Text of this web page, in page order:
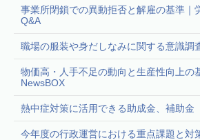
事業所閉鎖での異動拒否と解雇の基準｜
Q&A
職場の服装や身だしなみに関する意識調
物価高・人手不足の動向と生産性向上の
NewsBOX
熱中症対策に活用できる助成金、補助金
今年度の行政運営における重点課題と対